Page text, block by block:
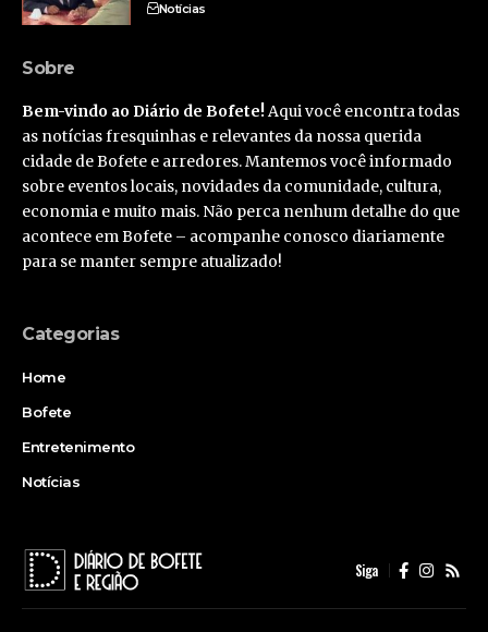
Notícias
Sobre
Bem-vindo ao Diário de Bofete!Aqui você encontra todas
as notícias fresquinhas e relevantes da nossa querida
cidade de Bofete e arredores. Mantemos você informado
sobre eventos locais, novidades da comunidade, cultura,
economia e muito mais. Não perca nenhum detalhe do que
acontece em Bofete – acompanhe conosco diariamente
para se manter sempre atualizado!
Categorias
Home
Bofete
Entretenimento
Notícias
Siga